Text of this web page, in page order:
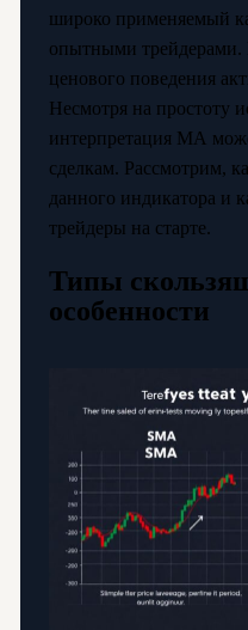
широко применяемый
опытными трейдерами.
ценового поведения
Несмотря на простоту
интерпретация МА
сделкам. Рассмотрим,
данного индикатора и
трейдеры на старте.
Типы
особенности